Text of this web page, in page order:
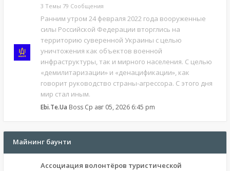
3 Темы 79 Сообщения
Ранним утром 24 февраля 2022 года вооруженные
силы Российской Федерации вторглись на
территорию суверенной Украины с целью
уничтожения как объектов военной
инфраструктуры, так и мирного населения. С целью
«демилитаризации» и «денацификации», как
говорит руководство страны-агрессора. С этого дня
мир стал иным.
Ebi.Te.Ua Boss Ср авг 05, 2026 6:45 pm
Майнинг баунти
Ассоциация волонтёров туристической